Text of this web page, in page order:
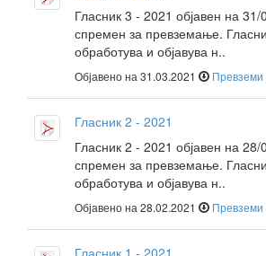
Гласник 3 - 2021 објавен на
спремен за превземање.
обработува и објавува н..
Објавено на 31.03.2021 Превземи
Гласник 2 - 2021
Гласник 2 - 2021 објавен на
спремен за превземање.
обработува и објавува н..
Објавено на 28.02.2021 Превземи
Гласник 1 - 2021